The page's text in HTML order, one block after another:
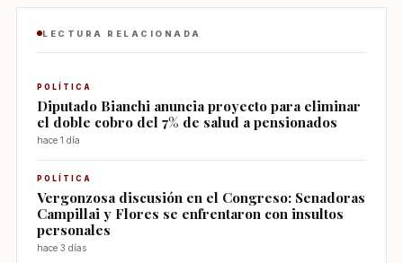
LECTURA RELACIONADA
POLÍTICA
Diputado Bianchi anuncia proyecto para eliminar
el doble cobro del 7% de salud a pensionados
hace 1 día
POLÍTICA
Vergonzosa discusión en el Congreso: Senadoras
Campillai y Flores se enfrentaron con insultos
personales
hace 3 días